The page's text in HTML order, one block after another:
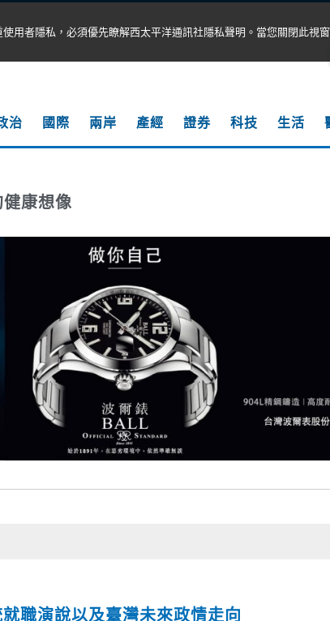
治 國際 兩岸 產經 證券 科技 生活
康想像
職演說以及臺灣未來政情走向
用者隱私，必須優先瞭解西太平洋通訊社隱私聲明。當您關閉此視